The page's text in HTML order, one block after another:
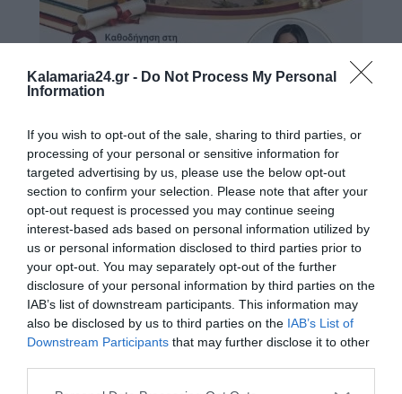
Kalamaria24.gr - Do Not Process My Personal
Information
If you wish to opt-out of the sale, sharing to third parties, or
processing of your personal or sensitive information for
targeted advertising by us, please use the below opt-out
section to confirm your selection. Please note that after your
opt-out request is processed you may continue seeing
interest-based ads based on personal information utilized by
us or personal information disclosed to third parties prior to
your opt-out. You may separately opt-out of the further
disclosure of your personal information by third parties on the
IAB’s list of downstream participants. This information may
also be disclosed by us to third parties on the IAB’s List of
Downstream Participants that may further disclose it to other